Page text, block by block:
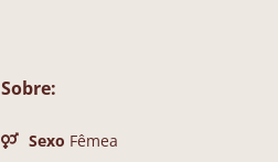
Sobre:
Sexo Fêmea